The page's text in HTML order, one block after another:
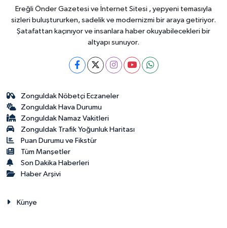
Ereğli Önder Gazetesi ve İnternet Sitesi , yepyeni temasıyla
sizleri buluştururken, sadelik ve modernizmi bir araya getiriyor.
Şatafattan kaçınıyor ve insanlara haber okuyabilecekleri bir
altyapı sunuyor.
Zonguldak Nöbetçi Eczaneler
Zonguldak Hava Durumu
Zonguldak Namaz Vakitleri
Zonguldak Trafik Yoğunluk Haritası
Puan Durumu ve Fikstür
Tüm Manşetler
Son Dakika Haberleri
Haber Arşivi
Künye